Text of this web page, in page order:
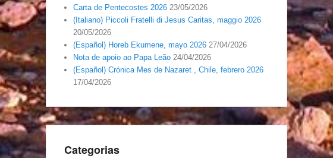
Carta de Pentecostes 2026 23/05/2026
(Italiano) Piccoli Fratelli di Jesus Caritas, maggio 2026
20/05/2026
(Español) Horeb Ekumene, mayo 2026 27/04/2026
Nota de apoio ao Papa Leão 24/04/2026
(Español) Crónica Mes de Nazaret , Chile, febrero 2026
17/04/2026
Categorias